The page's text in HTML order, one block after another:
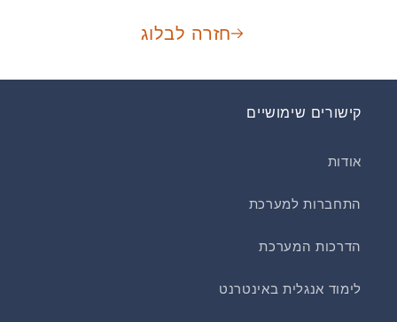
חזרה לבלוג
קישורים שימושיים
אודות
התחברות למערכת
הדרכות המערכת
לימוד אנגלית באינטרנט